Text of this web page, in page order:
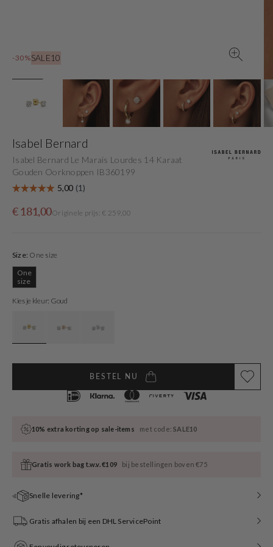
-30%SALE10
Isabel Bernard
Isabel Bernard Le Marais Lourdes 14 Karaat
Gouden Oorknoppen IB360199
Sale
€ 181,00
OrigineleOriginele prijs: € 259,00
Size: One size
One
sizeVariant
sold
out
or
Kies je kleur: Goud
BESTEL NU
10% extra korting op sale-items met code:SALE10
Gratis work bag t.w.v. €109 bij bestellingen boven €75
Snelle levering*
Gratis afhalen bij een DHL ServicePoint